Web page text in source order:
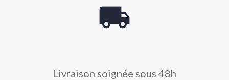
local_shipping
Livraison soignée sous 48h